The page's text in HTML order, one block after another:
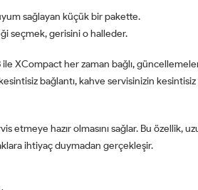
sağlayan küçük bir pakette.
seçmek, gerisini o halleder.
XCompact her zaman bağlı,
bağlantı, kahve servisinizin
hazır olmasını sağlar. Bu özellik,
ihtiyaç duymadan gerçekleşir.